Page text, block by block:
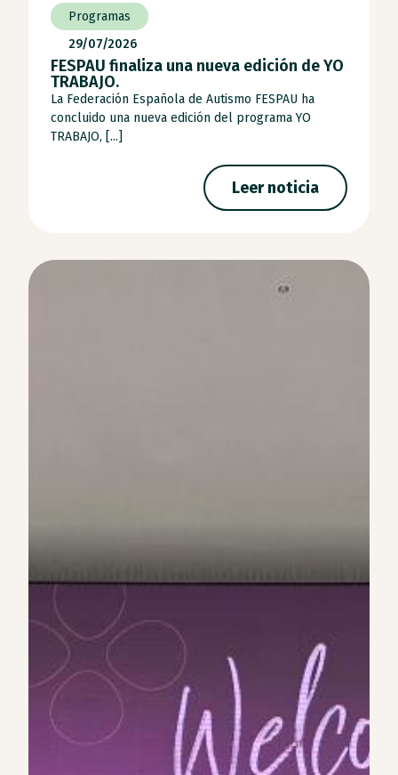
Programas
29/07/2026
FESPAU finaliza una nueva edición de YO
TRABAJO.
La Federación Española de Autismo FESPAU ha
concluido una nueva edición del programa YO
TRABAJO, [...]
Leer noticia